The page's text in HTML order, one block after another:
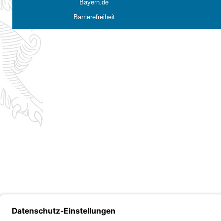
Bayern.de
Barrierefreiheit